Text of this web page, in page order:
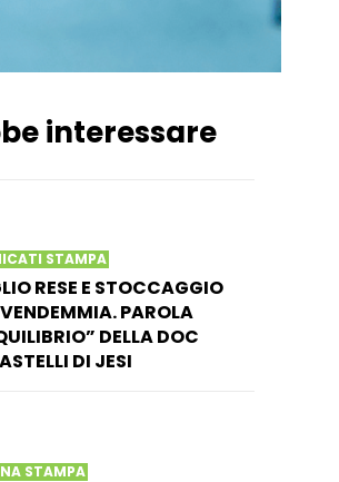
interessare
STAMPA
RESE E STOCCAGGIO
PAROLA
DELLA DOC
DI JESI
STAMPA